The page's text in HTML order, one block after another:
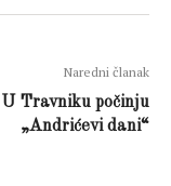
Naredni članak
U Travniku počinju
„Andrićevi dani“